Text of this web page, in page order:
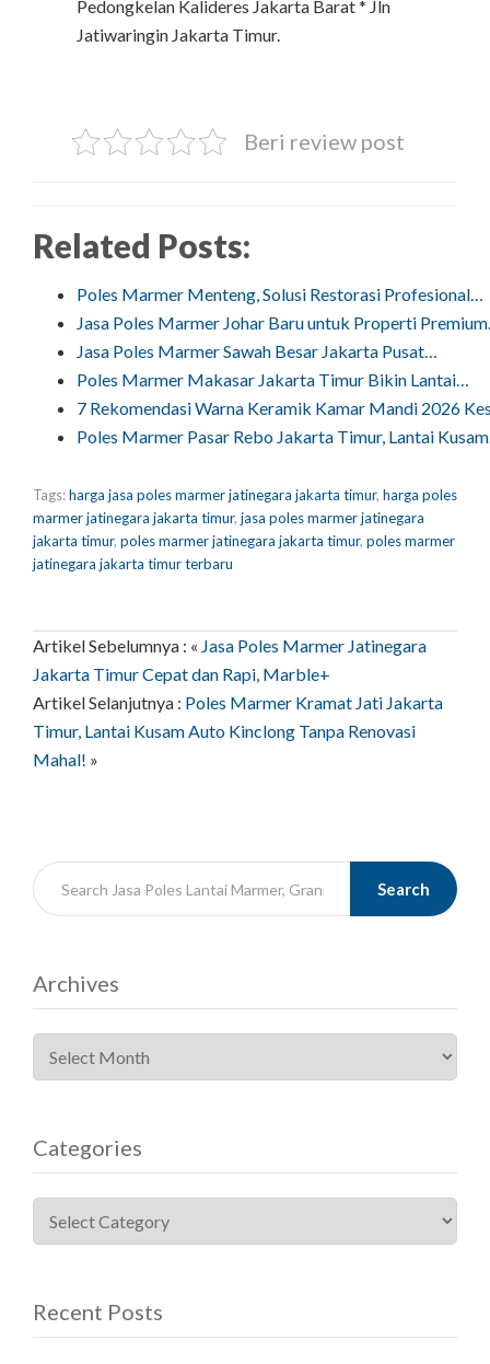
Pedongkelan Kalideres Jakarta Barat * Jln
Jatiwaringin Jakarta Timur.
Beri review post
Related Posts:
Poles Marmer Menteng, Solusi Restorasi Profesional…
Jasa Poles Marmer Johar Baru untuk Properti
Jasa Poles Marmer Sawah Besar Jakarta Pusat…
Poles Marmer Makasar Jakarta Timur Bikin Lantai…
7 Rekomendasi Warna Keramik Kamar Mandi 2026
Poles Marmer Pasar Rebo Jakarta Timur, Lantai
Tags:harga jasa poles marmer jatinegara jakarta timur, harga poles
marmer jatinegara jakarta timur, jasa poles marmer jatinegara
jakarta timur, poles marmer jatinegara jakarta timur, poles marmer
jatinegara jakarta timur terbaru
Artikel Sebelumnya : « Jasa Poles Marmer Jatinegara
Jakarta Timur Cepat dan Rapi, Marble+
Artikel Selanjutnya : Poles Marmer Kramat Jati Jakarta
Timur, Lantai Kusam Auto Kinclong Tanpa Renovasi
Mahal! »
Search
Archives
Categories
Recent Posts